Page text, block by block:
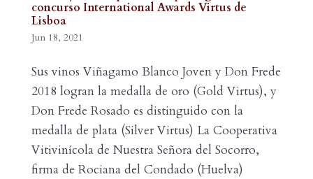
concurso International Awards Virtus de
Lisboa
Jun 18, 2021
Sus vinos Viñagamo Blanco Joven y Don Frede
2018 logran la medalla de oro (Gold Virtus), y
Don Frede Rosado es distinguido con la
medalla de plata (Silver Virtus) La Cooperativa
Vitivinícola de Nuestra Señora del Socorro,
firma de Rociana del Condado (Huelva)